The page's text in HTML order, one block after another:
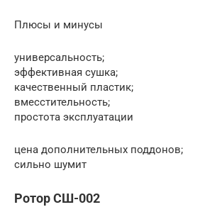
Плюсы и минусы
универсальность;
эффективная сушка;
качественный пластик;
вмесстительность;
простота эксплуатации
цена дополнительных поддонов;
сильно шумит
Ротор СШ-002